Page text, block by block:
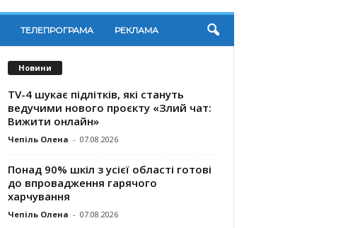
ТЕЛЕПРОГРАМА РЕКЛАМА
Новини
TV-4 шукає підлітків, які стануть
ведучими нового проєкту «Злий чат:
Вижити онлайн»
Чепіль Олена - 07.08.2026
Понад 90% шкіл з усієї області готові
до впровадження гарячого
харчування
Чепіль Олена - 07.08.2026